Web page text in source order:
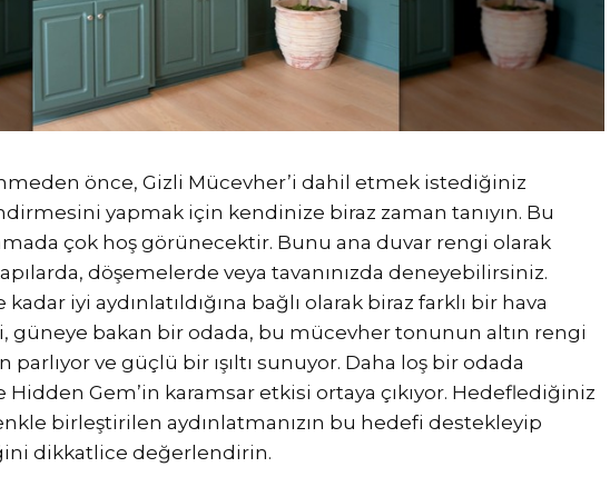
önce, Gizli Mücevher’i dahil etmek istediğiniz
yapmak için kendinize biraz zaman tanıyın. Bu
çok hoş görünecektir. Bunu ana duvar rengi olarak
döşemelerde veya tavanınızda deneyebilirsiniz.
kadar iyi aydınlatıldığına bağlı olarak biraz farklı bir hava
güneye bakan bir odada, bu mücevher tonunun altın rengi
parlıyor ve güçlü bir ışıltı sunuyor. Daha loş bir odada
Hidden Gem’in karamsar etkisi ortaya çıkıyor. Hedeflediğiniz
birleştirilen aydınlatmanızın bu hedefi destekleyip
dikkatlice değerlendirin.